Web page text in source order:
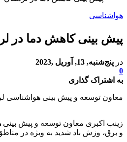
هواشناسی
پیش بینی کاهش دما در
در پنج‌شنبه, 13, آوریل ,2023
0
به اشتراک گذاری
معاون توسعه و پیش بینی هواشناسی
زینب اکبری معاون توسعه و پیش بینی
و برق، وزش باد شدید به ویژه در